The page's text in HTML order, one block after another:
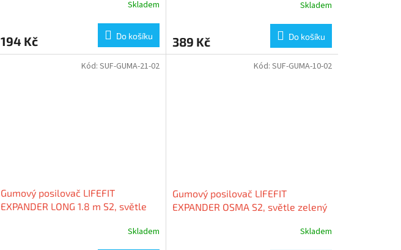
Skladem
194 Kč Do košíku
Skladem
389 Kč Do košíku
Gumový posilovač LIFEFIT
EXPANDER LONG 1.8 m S2, světle
Skladem
Kód: SUF-GUMA-21-02
Gumový posilovač LIFEFIT
EXPANDER OSMA S2, světle zelený
Skladem
Kód: SUF-GUMA-10-02